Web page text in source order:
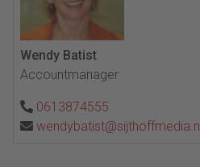
Wendy Batist
Accountmanager
0613874555
wendybatist@sijthoffmedia.nl